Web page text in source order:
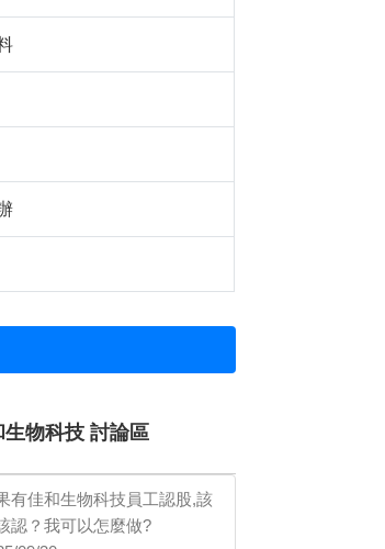
生物科技 討論區
有佳和生物科技員工認股,該
認？我可以怎麼做?